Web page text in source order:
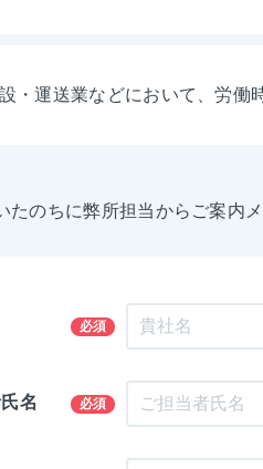
・運送業などにおいて、労働
たのちに弊所担当からご案内
必須
名 必須